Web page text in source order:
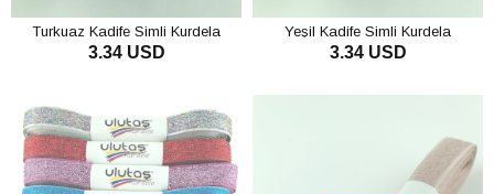
Turkuaz Kadife Simli Kurdela
3.34 USD
Yeşil Kadife Simli Kurdela
3.34 USD